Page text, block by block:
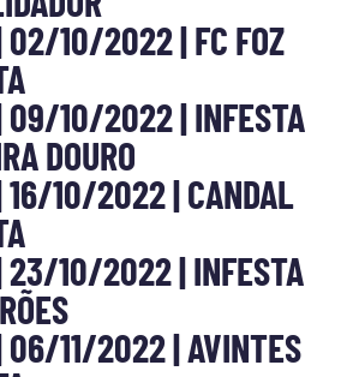
02/10/2022 | FC FOZ
09/10/2022 | INFESTA
DOURO
16/10/2022 | CANDAL
23/10/2022 | INFESTA
06/11/2022 | AVINTES